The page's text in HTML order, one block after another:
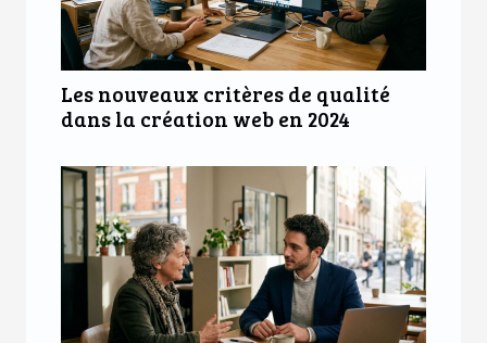
Les nouveaux critères de qualité
dans la création web en 2024